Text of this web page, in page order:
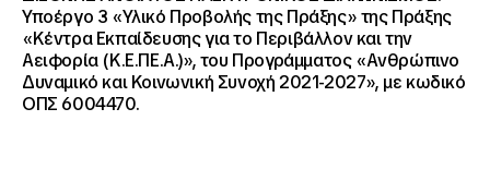
Υποέργο 3 «Υλικό Προβολής της Πράξης» της Πράξης
«Κέντρα Εκπαίδευσης για το Περιβάλλον και την
Αειφορία (Κ.Ε.ΠΕ.Α.)», του Προγράμματος «Ανθρώπινο
Δυναμικό και Κοινωνική Συνοχή 2021-2027», με κωδικό
ΟΠΣ 6004470.